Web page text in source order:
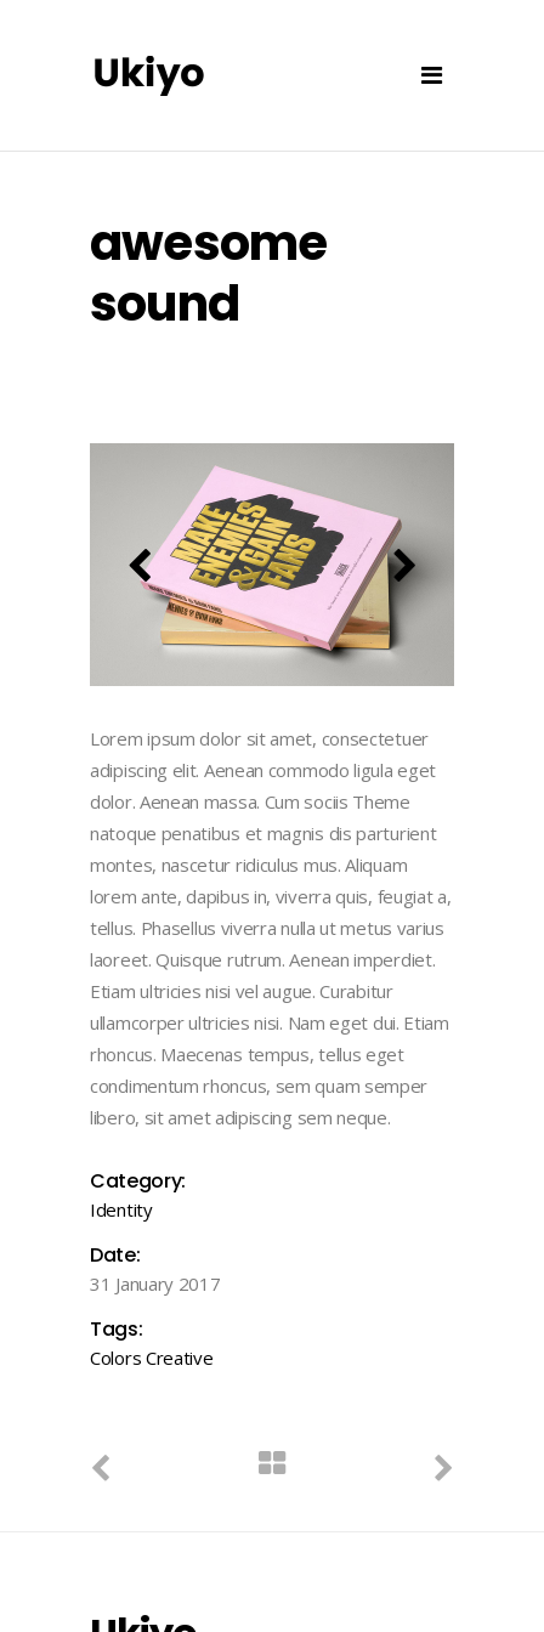
awesome
sound
Lorem ipsum dolor sit amet, consectetuer
adipiscing elit. Aenean commodo ligula eget
dolor. Aenean massa. Cum sociis Theme
natoque penatibus et magnis dis parturient
montes, nascetur ridiculus mus. Aliquam
lorem ante, dapibus in, viverra quis, feugiat a,
tellus. Phasellus viverra nulla ut metus varius
laoreet. Quisque rutrum. Aenean imperdiet.
Etiam ultricies nisi vel augue. Curabitur
ullamcorper ultricies nisi. Nam eget dui. Etiam
rhoncus. Maecenas tempus, tellus eget
condimentum rhoncus, sem quam semper
libero, sit amet adipiscing sem neque.
Category:
Identity
Date:
31 January 2017
Tags:
Colors Creative